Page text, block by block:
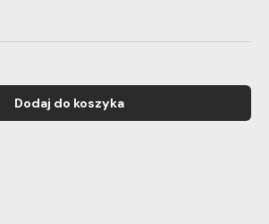
Dodaj do koszyka